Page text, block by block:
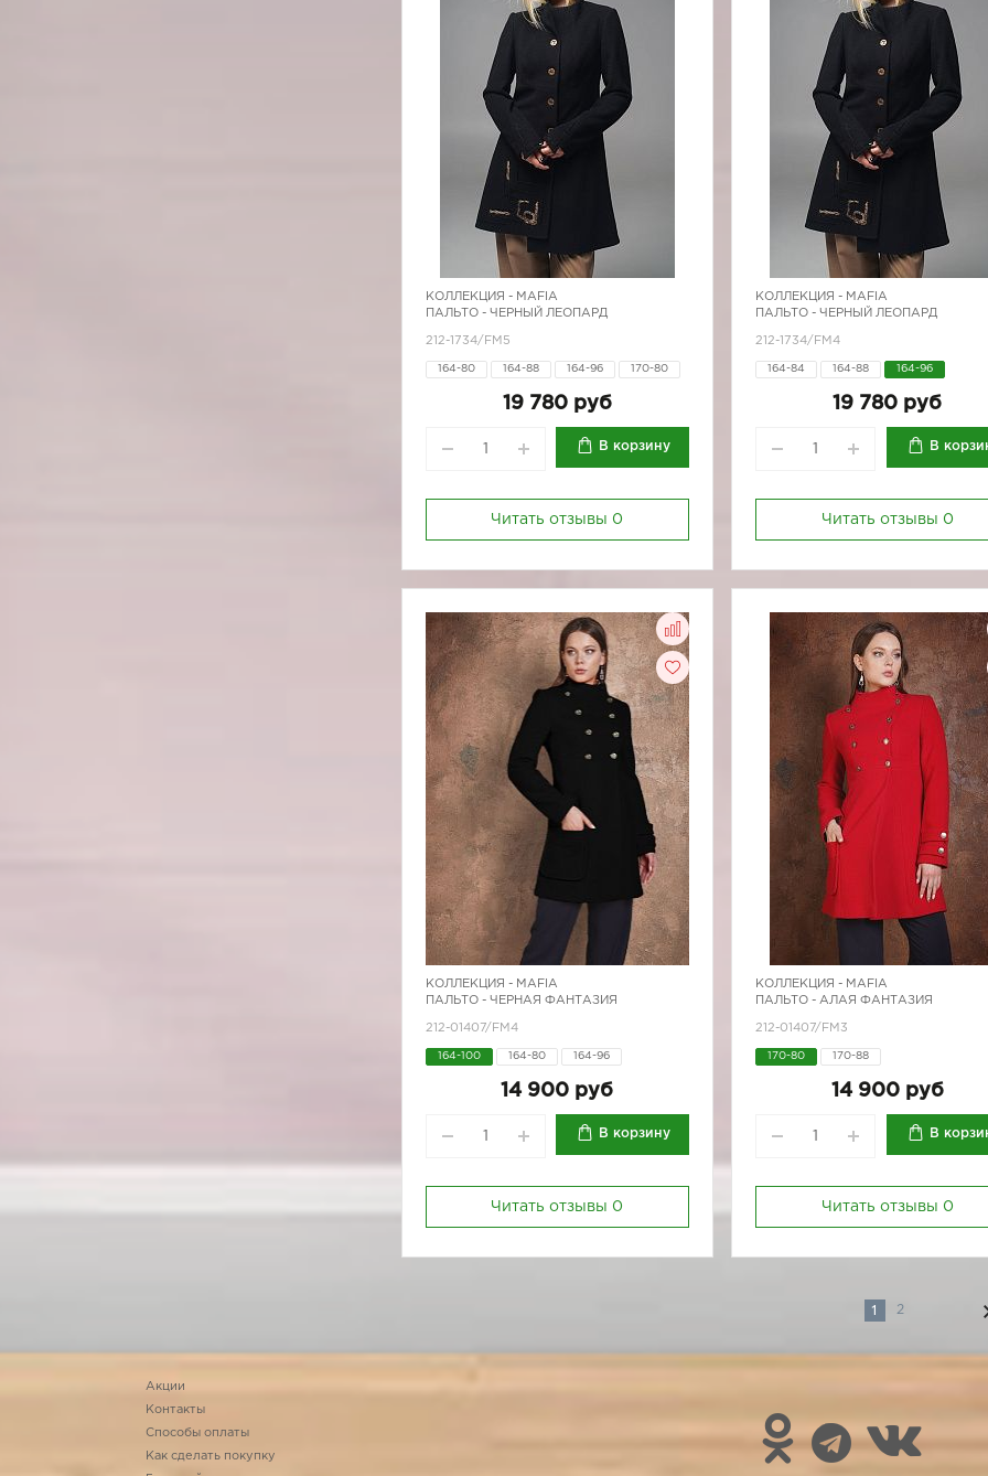
КОЛЛЕКЦИЯ - MAFIA
ПАЛЬТО - ЧЕРНЫЙ ЛЕОПАРД
212-1734/FM5
164-80 164-88 164-96 170-80
19 780 руб
В корзину
Читать отзывы 0
КОЛЛЕКЦИЯ - MAFIA
ПАЛЬТО - ЧЕРНЫЙ ЛЕОПАРД
212-1734/FM4
164-84 164-88 164-96
19 780 руб
В
Читать отзывы 0
КОЛЛЕКЦИЯ - MAFIA
ПАЛЬТО - ЧЕРНАЯ ФАНТАЗИЯ
212-01407/FM4
164-100 164-80 164-96
14 900 руб
В корзину
Читать отзывы 0
КОЛЛЕКЦИЯ - MAFIA
ПАЛЬТО - АЛАЯ ФАНТАЗИЯ
212-01407/FM3
170-80 170-88
14 900 руб
В
Читать отзывы 0
1 2
Акции
Контакты
Способы оплаты
Как сделать покупку